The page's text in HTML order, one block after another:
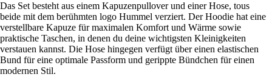
Das Set besteht aus einem Kapuzenpullover und einer Hose, tous
beide mit dem berühmten logo Hummel verziert. Der Hoodie hat eine
verstellbare Kapuze für maximalen Komfort und Wärme sowie
praktische Taschen, in denen du deine wichtigsten Kleinigkeiten
verstauen kannst. Die Hose hingegen verfügt über einen elastischen
Bund für eine optimale Passform und gerippte Bündchen für einen
modernen Stil.